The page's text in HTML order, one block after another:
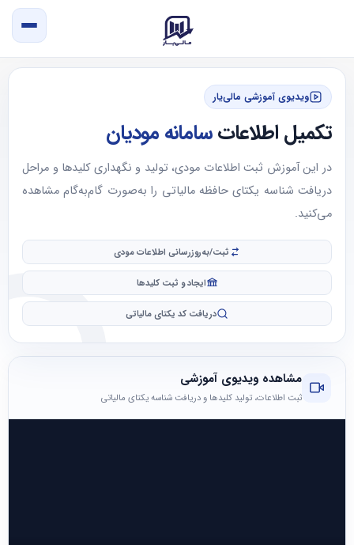
ویدیوی آموزشی مالی‌یار
تکمیل اطلاعاتسامانه مودیان
در این آموزش ثبت اطلاعات مودی، تولید و نگهداری کلیدها و مراحل
دریافت شناسه یکتای حافظه مالیاتی را به‌صورت گام‌به‌گام مشاهده
می‌کنید.
ثبت/به‌روزرسانی اطلاعات مودی
ایجاد و ثبت کلیدها
دریافت کد یکتای مالیاتی
مشاهده ویدیوی آموزشی
ثبت اطلاعات، تولید کلیدها و دریافت شناسه یکتای مالیاتی